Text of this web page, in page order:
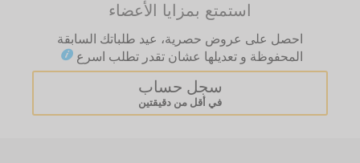
استمتع بمزايا الأعضاء
احصل على عروض حصرية، عيد طلباتك السابقة
المحفوظة و تعديلها عشان تقدر تطلب اسرع
سجل حساب
في أقل من دقيقتين